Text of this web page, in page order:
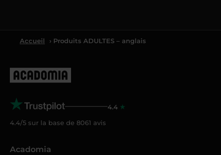
Accueil › Produits ADULTES – anglais
4.4
4.4/5 sur la base de 8061 avis
Acadomia